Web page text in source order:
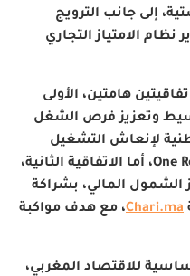
إلى جانب الترويج
الامتياز التجاري
هامتين، الأولى
وتعزيز فرص الشغل
لإنعاش التشغيل
، أما الاتفاقية الثانية،
الشمول المالي، بشراكة
Chari.ma، مع هدف مواكبة
للاقتصاد المغربي،